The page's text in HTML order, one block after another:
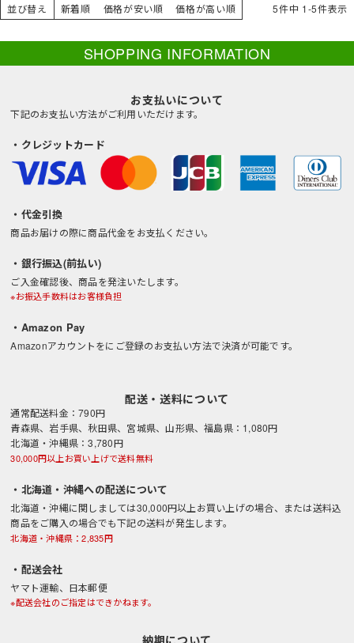
並び替え 新着順 価格が安い順 価格が高い順 5件中 1-5件表示
SHOPPING INFORMATION
お支払いについて
下記のお支払い方法がご利用いただけます。
・クレジットカード
・代金引換
商品お届けの際に商品代金をお支払ください。
・銀行振込(前払い)
ご入金確認後、商品を発注いたします。
※お振込手数料はお客様負担
・Amazon Pay
Amazonアカウントをにご登録のお支払い方法で決済が可能です。
配送・送料について
通常配送料金：790円
青森県、岩手県、秋田県、宮城県、山形県、福島県：1,080円
北海道・沖縄県：3,780円
30,000円以上お買い上げで送料無料
・北海道・沖縄への配送について
北海道・沖縄に関しましては30,000円以上お買い上げの場合、または送料込
商品をご購入の場合でも下記の送料が発生します。
北海道・沖縄県：2,835円
・配送会社
ヤマト運輸、日本郵便
※配送会社のご指定はできかねます。
納期について